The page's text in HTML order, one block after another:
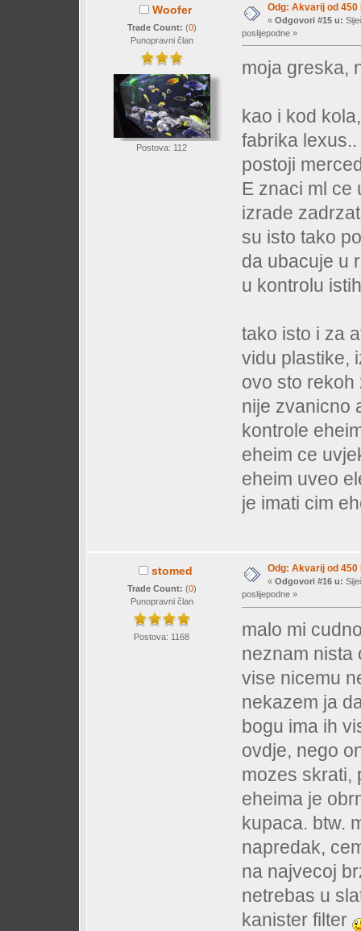
Woofer
Trade Count: (0)
Punopravni član
Postova: 112
Odg: Akvarij od 450
« Odgovori #15 u:
poslijepodne »
moja greska,
kao i kod
fabrika lexus..
postoji
E znaci ml ce
izrade
su isto tako
da ubacuje u
u kontrolu
tako isto i za
vidu plastike,
ovo sto rekoh
nije zvanicno
kontrole
eheim ce
eheim uveo
je imati cim
stomed
Trade Count: (0)
Punopravni član
Postova: 1168
Odg: Akvarij od 450
« Odgovori #16 u:
poslijepodne »
malo mi
neznam nista
vise nicemu
nekazem ja
bogu ima ih
ovdje, nego
mozes skrati,
eheima je
kupaca. btw.
napredak,
na najvecoj
netrebas u
kanister filter